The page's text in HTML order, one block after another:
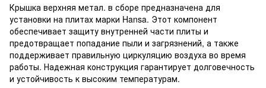
Крышка верхняя метал. в сборе предназначена для
установки на плитах марки Hansa. Этот компонент
обеспечивает защиту внутренней части плиты и
предотвращает попадание пыли и загрязнений, а также
поддерживает правильную циркуляцию воздуха во время
работы. Надежная конструкция гарантирует долговечность
и устойчивость к высоким температурам.